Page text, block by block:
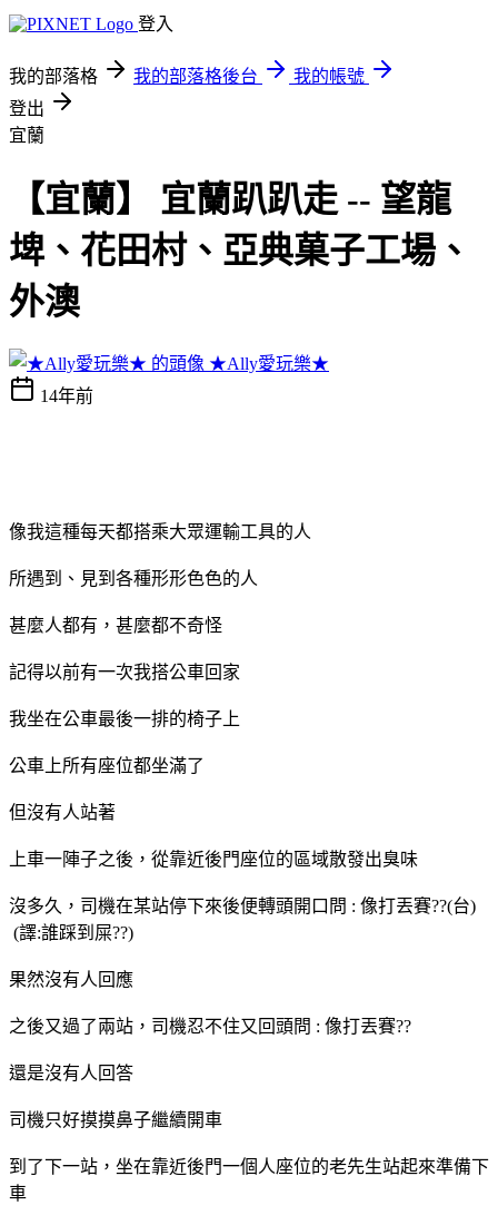
登入
我的部落格 我的部落格後台
我的帳號
登出
宜蘭
【宜蘭】 宜蘭趴趴走 -- 望龍
埤、花田村、亞典菓子工場、
外澳
★Ally愛玩樂★
14年前
像我這種每天都搭乘大眾運輸工具的人
所遇到、見到各種形形色色的人
甚麼人都有，甚麼都不奇怪
記得以前有一次我搭公車回家
我坐在公車最後一排的椅子上
公車上所有座位都坐滿了
但沒有人站著
上車一陣子之後，從靠近後門座位的區域散發出臭味
沒多久，司機在某站停下來後便轉頭開口問 : 像打丟賽??(台)
(譯:誰踩到屎??)
果然沒有人回應
之後又過了兩站，司機忍不住又回頭問 : 像打丟賽??
還是沒有人回答
司機只好摸摸鼻子繼續開車
到了下一站，坐在靠近後門一個人座位的老先生站起來準備下
車